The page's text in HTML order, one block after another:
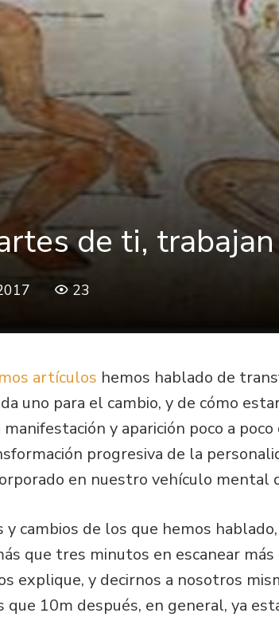
de ti,
23
artículos hemos hablado de
uno para el cambio, y de cómo
y aparición poco a
progresiva de la
en nuestro vehículo mental
y cambios de los que hemos
que tres minutos en escanear
explique, y decirnos a nosotros
que 10m después, en general, ya